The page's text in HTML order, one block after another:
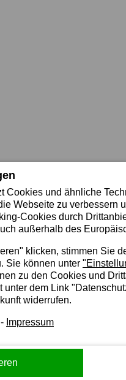
Cookies und ähnliche
Webseite zu verbessern
Cookies durch
außerhalb des
klicken, stimmen Sie
Sie können unter
zu den Cookies und
unter dem Link
widerrufen.
- Impressum